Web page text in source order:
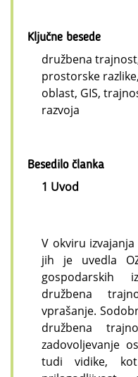
Ključne besede
družbena
prostorske
oblast, GIS,
razvoja
Besedilo članka
1 Uvod
V okviru
jih je uvedla
gospodarskih
družbena
vprašanje.
družbena
zadovoljevanje
tudi vidike,